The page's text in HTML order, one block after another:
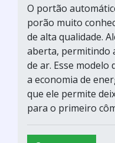
O portão
porão muito
de alta qualidade.
aberta, permitindo
de ar. Esse
a economia de
que ele permite
para o primeiro